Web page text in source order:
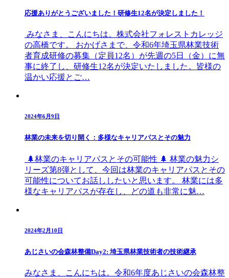
応援ありがとうございました！研修生12名が決定しました！
みなさま、こんにちは。株式会社フォレストカレッジ
の高橋です。 おかげさまで、令和6年埼玉県林業技術
者育成研修の募集（定員12名）が先週の5日（金）に無
事に終了し、研修生12名が決定いたしました。皆様の
温かい応援とご…
2024年6月9日
林業の未来を切り開く：多様なキャリアパスとその魅力
🌲林業のキャリアパスとその可能性 🌲 林業の魅力シ
リーズ第8弾として、今回は林業のキャリアパスとその
可能性についてお話ししたいと思います。 林業には多
様なキャリアパスが存在し、どの道も非常に魅…
2024年2月10日
あじさいの会森林整備Day2: 埼玉県林業技術者の技術継承
みなさま、こんにちは。令和6年度あじさいの会森林整